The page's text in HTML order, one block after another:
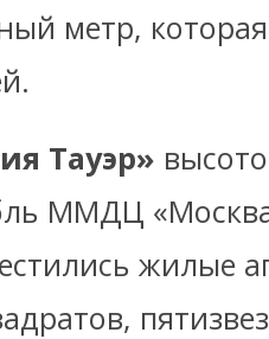
метр,
Тауэр»
ММДЦ
жилые